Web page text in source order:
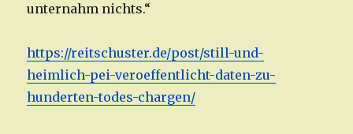
unternahm nichts.“
https://reitschuster.de/post/still-und-
heimlich-pei-veroeffentlicht-daten-zu-
hunderten-todes-chargen/